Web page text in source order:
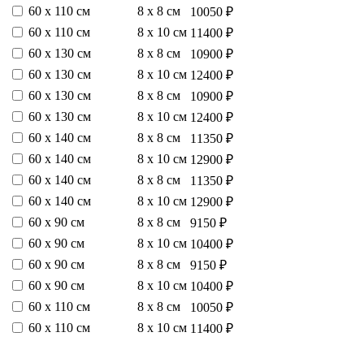
60 х 110 см
8 х 8 см
10050 ₽
60 х 110 см
8 х 10 см 11400 ₽
60 х 130 см
8 х 8 см
10900 ₽
60 х 130 см
8 х 10 см 12400 ₽
60 х 130 см
8 х 8 см
10900 ₽
60 х 130 см
8 х 10 см 12400 ₽
60 х 140 см
8 х 8 см
11350 ₽
60 х 140 см
8 х 10 см 12900 ₽
60 х 140 см
8 х 8 см
11350 ₽
60 х 140 см
8 х 10 см 12900 ₽
60 х 90 см
8 х 8 см
9150 ₽
60 х 90 см
8 х 10 см 10400 ₽
60 х 90 см
8 х 8 см
9150 ₽
60 х 90 см
8 х 10 см 10400 ₽
60 х 110 см
8 х 8 см
10050 ₽
60 х 110 см
8 х 10 см 11400 ₽